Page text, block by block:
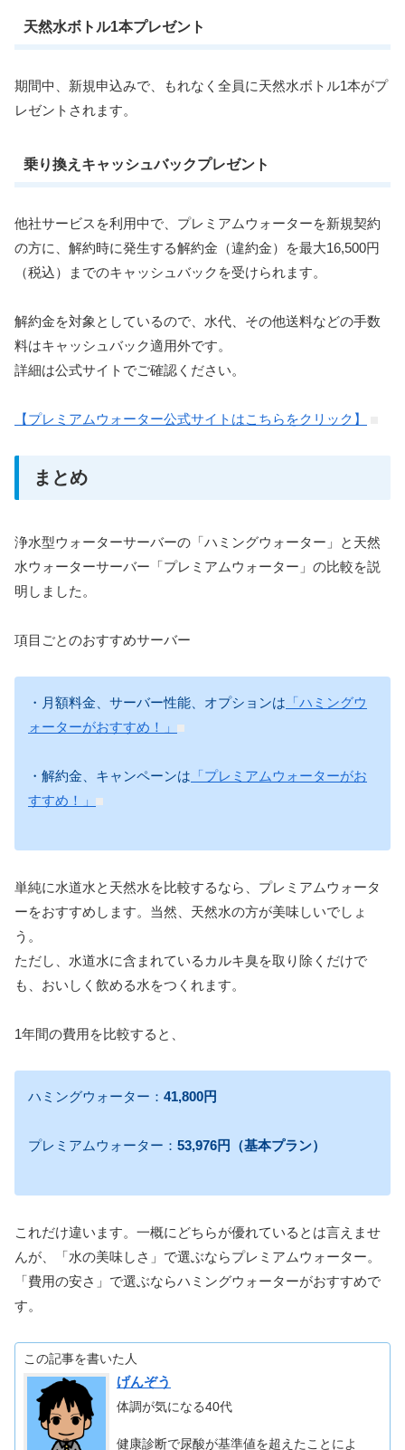
天然水ボトル1本プレゼント
期間中、新規申込みで、もれなく全員に天然水ボトル1本がプ
レゼントされます。
乗り換えキャッシュバックプレゼント
他社サービスを利用中で、プレミアムウォーターを新規契約
の方に、解約時に発生する解約金（違約金）を最大16,500円
（税込）までのキャッシュバックを受けられます。
解約金を対象としているので、水代、その他送料などの手数
料はキャッシュバック適用外です。
詳細は公式サイトでご確認ください。
【プレミアムウォーター公式サイトはこちらをクリック】
まとめ
浄水型ウォーターサーバーの「ハミングウォーター」と天然
水ウォーターサーバー「プレミアムウォーター」の比較を説
明しました。
項目ごとのおすすめサーバー
・月額料金、サーバー性能、オプションは 「ハミングウ
ォーターがおすすめ！」
・解約金、キャンペーンは 「プレミアムウォーターがお
すすめ！」
単純に水道水と天然水を比較するなら、プレミアムウォータ
ーをおすすめします。当然、天然水の方が美味しいでしょ
う。
ただし、水道水に含まれているカルキ臭を取り除くだけで
も、おいしく飲める水をつくれます。
1年間の費用を比較すると、
ハミングウォーター： 41,800円
プレミアムウォーター： 53,976円（基本プラン）
これだけ違います。一概にどちらが優れているとは言えませ
んが、「水の美味しさ」で選ぶならプレミアムウォーター。
「費用の安さ」で選ぶならハミングウォーターがおすすめで
す。
この記事を書いた人
げんぞう
体調が気になる40代
健康診断で尿酸が基準値を超えたことによ